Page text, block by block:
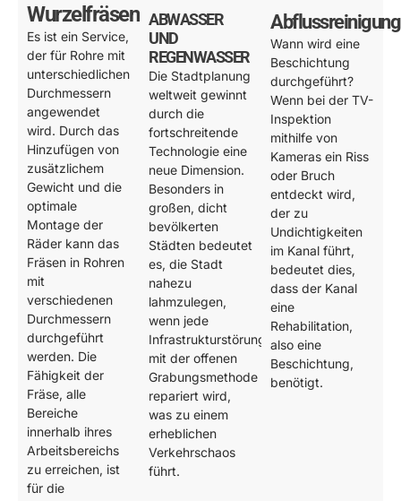
Wurzelfräsen
Es ist ein Service,
der für Rohre mit
unterschiedlichen
Durchmessern
angewendet
wird. Durch das
Hinzufügen von
zusätzlichem
Gewicht und die
optimale
Montage der
Räder kann das
Fräsen in Rohren
mit
verschiedenen
Durchmessern
durchgeführt
werden. Die
Fähigkeit der
Fräse, alle
Bereiche
innerhalb ihres
Arbeitsbereichs
zu erreichen, ist
für die
ABWASSER
UND
REGENWASSER
Die Stadtplanung
weltweit gewinnt
durch die
fortschreitende
Technologie eine
neue Dimension.
Besonders in
großen, dicht
bevölkerten
Städten bedeutet
es, die Stadt
nahezu
lahmzulegen,
wenn jede
Infrastrukturstörung
mit der offenen
Grabungsmethode
repariert wird,
was zu einem
erheblichen
Verkehrschaos
führt.
Abflussreinigung
Wann wird eine
Beschichtung
durchgeführt?
Wenn bei der TV-
Inspektion
mithilfe von
Kameras ein Riss
oder Bruch
entdeckt wird,
der zu
Undichtigkeiten
im Kanal führt,
bedeutet dies,
dass der Kanal
eine
Rehabilitation,
also eine
Beschichtung,
benötigt.